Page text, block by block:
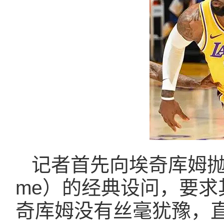
记者首先向埃奇库姆
me）的经典设问，要
奇库姆没有丝毫犹豫，